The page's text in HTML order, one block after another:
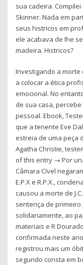
sua cadeira.
Skinner. Nada em
seus histricos em
ele acabava de lhe
madeira. Histricos?
Investigando a morte
a colocar a ética
emocional. No
de sua casa,
pessoal. Ebook,
que a tenente Eve
estreia de uma peça
Agatha Christie,
of this entry → Por
Câmara Cível
E.P.X e R.P.X.,
causou a morte de
sentença de
solidariamente, ao
materiais e R
confirmada neste
registrou mais um
segundo consta em